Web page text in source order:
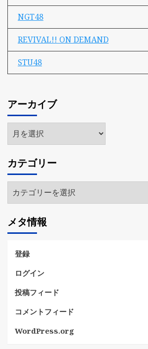
NGT48
REVIVAL!! ON DEMAND
STU48
アーカイブ
ア
ー
イ
ブ
カテゴリー
テ
リ
ー
メタ情報
登録
ログイン
投稿フィード
コメントフィード
WordPress.org